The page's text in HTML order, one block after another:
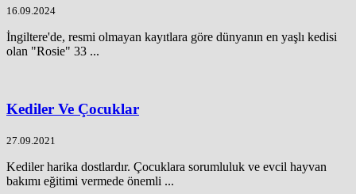
16.09.2024
İngiltere'de, resmi olmayan kayıtlara göre dünyanın en yaşlı kedisi
olan "Rosie" 33 ...
Kediler Ve Çocuklar
27.09.2021
Kediler harika dostlardır. Çocuklara sorumluluk ve evcil hayvan
bakımı eğitimi vermede önemli ...